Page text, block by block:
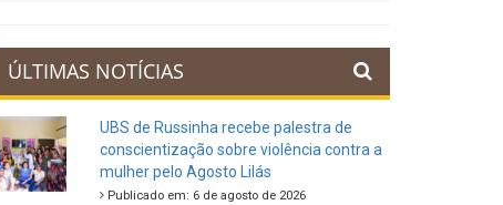
ÚLTIMAS NOTÍCIAS
UBS de Russinha recebe palestra de
conscientização sobre violência contra a
mulher pelo Agosto Lilás
Publicado em: 6 de agosto de 2026